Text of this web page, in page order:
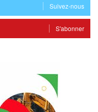
Suivez-nous
S'abonner